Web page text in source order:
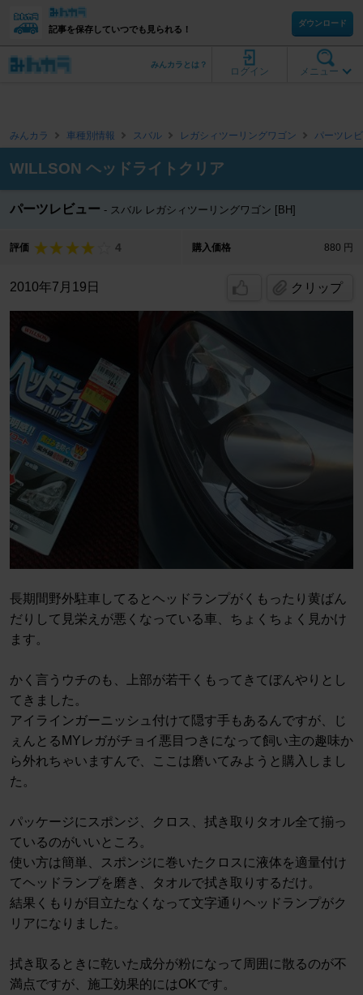
記事を保存していつでも見られる！
ダウンロード
メニュー
ログイン
みんカラとは？
みんカラ 車種別情報 スバル レガシィツーリングワゴン パーツレ
WILLSON ヘッドライトクリア
パーツレビュー スバル レガシィツーリングワゴン [BH]
評価 4 購入価格 880 円
2010年7月19日 クリップ
長期間野外駐車してるとヘッドランプがくもったり黄ばん
だりして見栄えが悪くなっている車、ちょくちょく見かけ
ます。
かく言うウチのも、上部が若干くもってきてぼんやりとし
てきました。
アイラインガーニッシュ付けて隠す手もあるんですが、じ
ぇんとるMYレガがチョイ悪目つきになって飼い主の趣味か
ら外れちゃいますんで、ここは磨いてみようと購入しまし
た。
パッケージにスポンジ、クロス、拭き取りタオル全て揃っ
ているのがいいところ。
使い方は簡単、スポンジに巻いたクロスに液体を適量付け
てヘッドランプを磨き、タオルで拭き取りするだけ。
結果くもりが目立たなくなって文字通りヘッドランプがク
リアになりました。
拭き取るときに乾いた成分が粉になって周囲に散るのが不
満点ですが、施工効果的にはOKです。